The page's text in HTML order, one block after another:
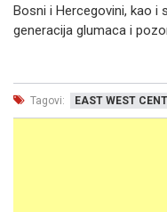
Bosni i Hercegovini, kao i
generacija glumaca i
Tagovi: EAST WEST